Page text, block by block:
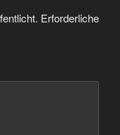
Erforderliche